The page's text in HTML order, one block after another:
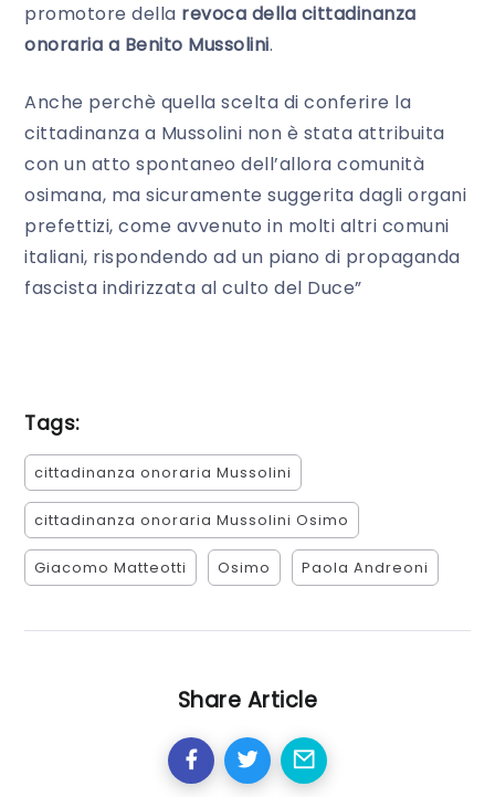
promotore della revoca della cittadinanza
onoraria a Benito Mussolini.
Anche perchè quella scelta di conferire la
cittadinanza a Mussolini non è stata attribuita
con un atto spontaneo dell’allora comunità
osimana, ma sicuramente suggerita dagli organi
prefettizi, come avvenuto in molti altri comuni
italiani, rispondendo ad un piano di propaganda
fascista indirizzata al culto del Duce”
Tags:
cittadinanza onoraria Mussolini
cittadinanza onoraria Mussolini Osimo
Giacomo Matteotti Osimo Paola Andreoni
Share Article